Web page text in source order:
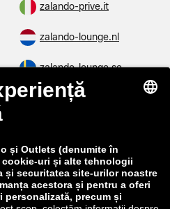
zalando-prive.it
zalando-lounge.nl
zalando-lounge.se
zalando-lounge.dk
zalando-lounge.cz
zalando-lounge.sk